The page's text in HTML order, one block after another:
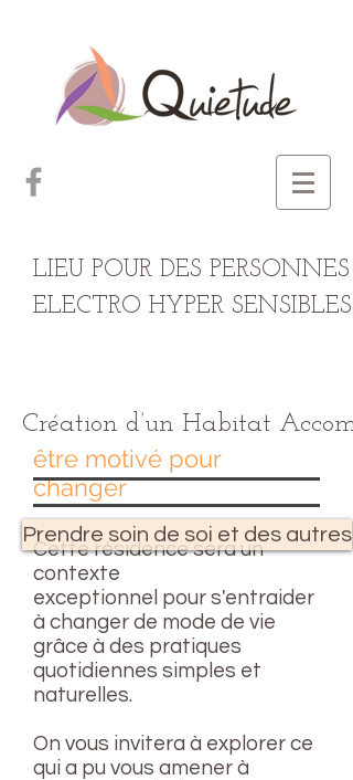
être motivé pour
changer
Cette résidence sera un
contexte
exceptionnel pour s'entraider
à changer de mode de vie
grâce à des pratiques
quotidiennes simples et
naturelles.
On vous invitera à explorer ce
qui a pu vous amener à
ELECTRO HYPER SENSIBLES
LIEU POUR DES PERSONNES
Création d’un Habitat
Prendre soin de soi et des autres